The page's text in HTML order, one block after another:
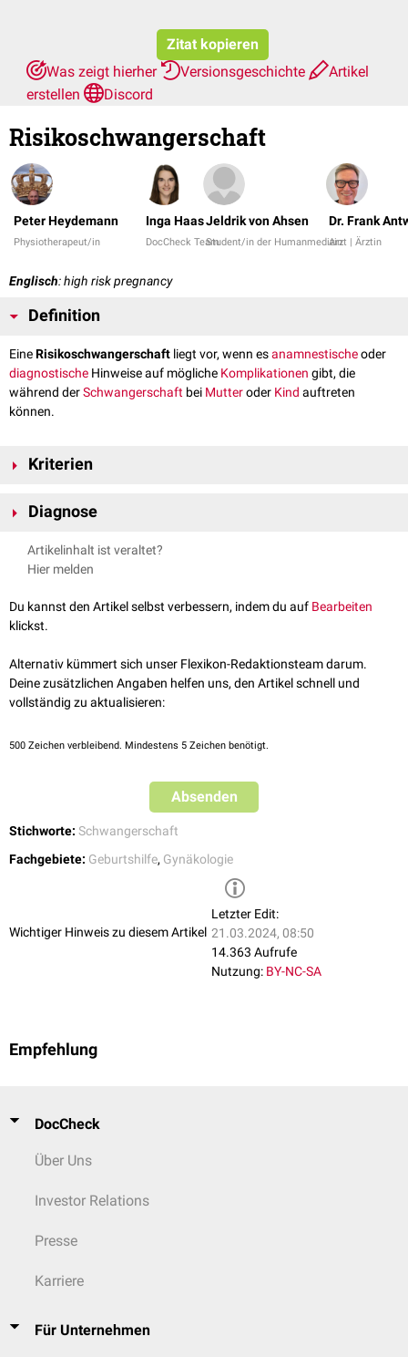
Zitat kopieren
Was zeigt hierher
Versionsgeschichte
Artikel
erstellen
Discord
Risikoschwangerschaft
Peter Heydemann
Physiotherapeut/in
Inga Haas
DocCheck Team
Jeldrik von Ahsen
Student/in der Humanmedizin
Dr. Frank
Arzt | Ärztin
Englisch: high risk pregnancy
Definition
EineRisikoschwangerschaft liegt vor, wenn esanamnestischeoder
diagnostische Hinweise auf mögliche Komplikationen gibt, die
während derSchwangerschaft bei Mutteroder Kind auftreten
können.
Kriterien
Mütterliches Alter ab 35 Jahren
FrühererKaiserschnitt
ChronischeErkrankungen der Mutter
Stoffwechselerkrankungen(z.B.Diabetes mellitus)
Erkrankungen des Nervensystems
Mehrlingsschwangerschaft
Weitere Faktoren, die eine Risikoschwangerschaft begünstigen, sind
Diagnose
Pränataldiagnostik
hilft, ein potentielles Risiko während einer
Schwangerschaft zu erkennen und im weiteren Verlauf zu minimieren.
Ultraschall
Organscreening
Amniozentese
Quadrupeltest
Kardiotokographie(CTG)
Nabelschnurpunktion
Artikelinhalt ist veraltet?
Hier melden
Du kannst den Artikel selbst verbessern, indem du auf Bearbeiten
klickst.
Alternativ kümmert sich unser Flexikon-Redaktionsteam darum.
Deine zusätzlichen Angaben helfen uns, den Artikel schnell und
vollständig zu aktualisieren:
500 Zeichen verbleibend. Mindestens 5 Zeichen benötigt.
Absenden
Stichworte: Schwangerschaft
Fachgebiete: Geburtshilfe, Gynäkologie
Wichtiger Hinweis zu diesem Artikel
Letzter Edit:
21.03.2024, 08:50
14.363 Aufrufe
Nutzung: BY-NC-SA
Empfehlung
DocCheck
Über Uns
Investor Relations
Presse
Karriere
Für Unternehmen